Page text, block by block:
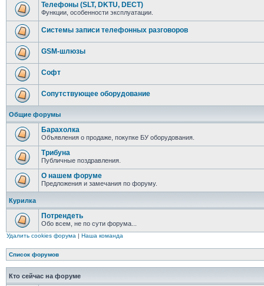
Телефоны (SLT, DKTU, DECT)
Функции, особенности эксплуатации.
Системы записи телефонных разговоров
GSM-шлюзы
Софт
Сопутствующее оборудование
Общие форумы
Барахолка
Объявления о продаже, покупке БУ оборудования.
Трибуна
Публичные поздравления.
О нашем форуме
Предложения и замечания по форуму.
Курилка
Потрендеть
Обо всем, не по сути форума...
Удалить cookies форума | Наша команда
Список форумов
Кто сейчас на форуме